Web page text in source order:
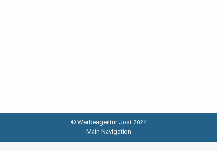
© Werbeagentur Jost 2024
Main Navigation